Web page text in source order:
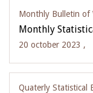
Monthly Bulletin of
Monthly
20 october 2023 ,
Quaterly Statistical